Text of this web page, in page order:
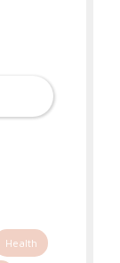
Health